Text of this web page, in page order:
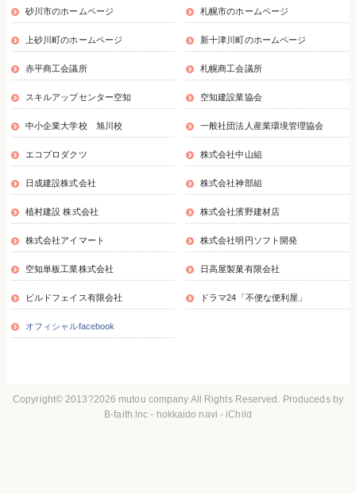
砂川市のホームページ 札幌市のホームページ
上砂川町のホームページ 新十津川町のホームページ
赤平商工会議所 札幌商工会議所
スキルアップセンター空知 空知建設業協会
中小企業大学校 旭川校 一般社団法人産業環境管理協会
エコプロダクツ 株式会社中山組
日成建設株式会社 株式会社神部組
植村建設 株式会社 株式会社濱野建材店
株式会社アイマート 株式会社明円ソフト開発
空知単板工業株式会社 日高屋製菓有限会社
ビルドフェイス有限会社 ドラマ24「不便な便利屋」
オフィシャルfacebook
Copyright© 2013?2026 mutou company All Rights Reserved. Produceds by
B-faith.lnc - hokkaido navi - iChild